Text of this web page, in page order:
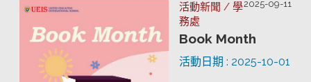
2025-09-11
活動新聞 / 學
務處
Book Month
活動日期 : 2025-10-01